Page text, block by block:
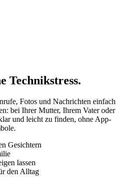
Technikstress.
Fotos und Nachrichten einfach
bei Ihrer Mutter, Ihrem Vater oder
und leicht zu finden, ohne App-
Gesichtern
lassen
den Alltag